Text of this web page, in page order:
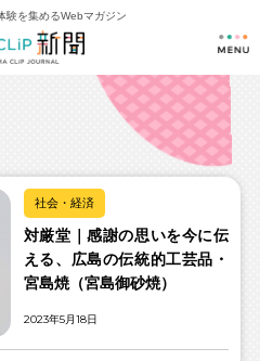
験を集めるWebマガジン
社会・経済
対厳堂｜感謝の思いを今に伝
える、広島の伝統的工芸品・
宮島焼（宮島御砂焼）
2023年5月18日